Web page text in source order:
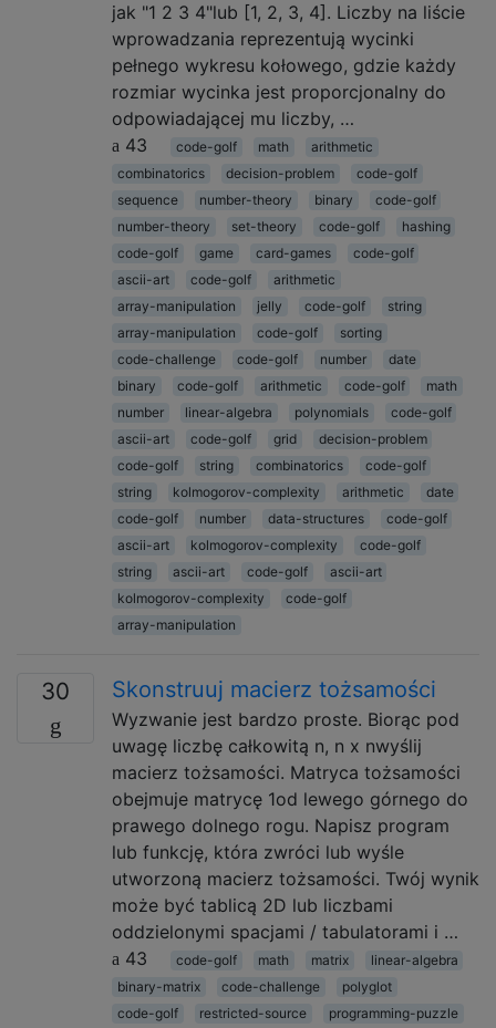
jak "1 2 3 4"lub [1, 2, 3, 4]. Liczby na liście
wprowadzania reprezentują wycinki
pełnego wykresu kołowego, gdzie każdy
rozmiar wycinka jest proporcjonalny do
odpowiadającej mu liczby, …
43
code-golf math
arithmetic
combinatorics
decision-problem
code-golf
sequence
number-theory binary
code-golf
number-theory
set-theory code-golf
hashing
code-golf
game card-games
code-golf
ascii-art
code-golf
arithmetic
array-manipulation
jelly code-golf
string
array-manipulation
code-golf
sorting
code-challenge
code-golf number
date
binary
code-golf arithmetic code-golf
math
number
linear-algebra polynomials
code-golf
ascii-art
code-golf grid
decision-problem
code-golf
string combinatorics
code-golf
string
kolmogorov-complexity arithmetic
date
code-golf
number data-structures
code-golf
ascii-art
kolmogorov-complexity
code-golf
string
ascii-art code-golf
ascii-art
kolmogorov-complexity
code-golf
array-manipulation
30 Skonstruuj macierz tożsamości
Wyzwanie jest bardzo proste. Biorąc pod
uwagę liczbę całkowitą n, n x nwyślij
macierz tożsamości. Matryca tożsamości
obejmuje matrycę 1od lewego górnego do
prawego dolnego rogu. Napisz program
lub funkcję, która zwróci lub wyśle ​​
utworzoną macierz tożsamości. Twój wynik
może być tablicą 2D lub liczbami
oddzielonymi spacjami / tabulatorami i …
43
code-golf math matrix
linear-algebra
binary-matrix
code-challenge
polyglot
code-golf
restricted-source
programming-puzzle